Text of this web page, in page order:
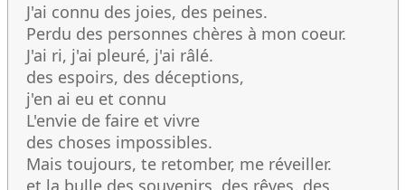
J'ai connu des joies, des peines.
Perdu des personnes chères à mon coeur.
J'ai ri, j'ai pleuré, j'ai râlé.
des espoirs, des déceptions,
j'en ai eu et connu
L'envie de faire et vivre
des choses impossibles.
Mais toujours, te retomber, me réveiller.
et la bulle des souvenirs, des rêves, des